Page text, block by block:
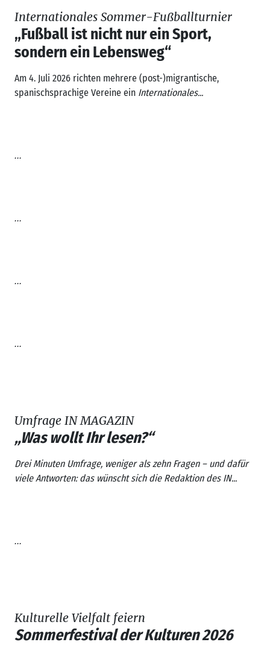
Internationales Sommer-Fußballturnier
„Fußball ist nicht nur ein Sport,
sondern ein Lebensweg“
Am 4. Juli 2026 richten mehrere (post-)migrantische,
spanischsprachige Vereine ein Internationales...
...
...
...
...
Umfrage IN MAGAZIN
„Was wollt Ihr lesen?“
Drei Minuten Umfrage, weniger als zehn Fragen – und dafür
viele Antworten: das wünscht sich die Redaktion des IN...
...
Kulturelle Vielfalt feiern
Sommerfestival der Kulturen 2026